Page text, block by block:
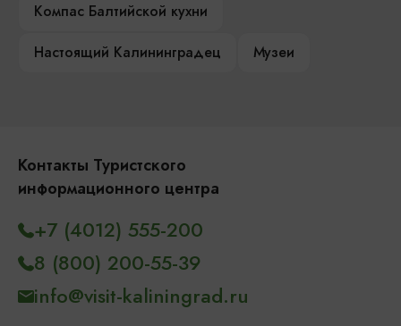
Компас Балтийской кухни
Настоящий Калининградец
Музеи
Контакты Туристского
информационного центра
+7 (4012) 555-200
8 (800) 200-55-39
info@visit-kaliningrad.ru